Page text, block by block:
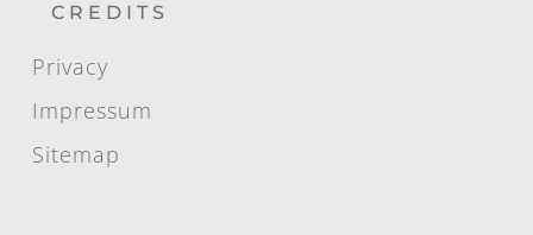
CREDITS
Privacy
Impressum
Sitemap